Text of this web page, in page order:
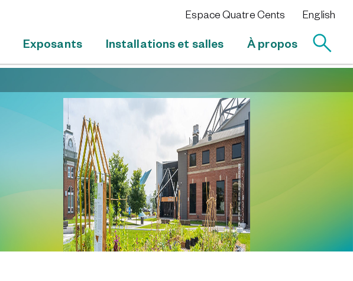
Espace Quatre Cents English
Exposants Installations et salles À propos